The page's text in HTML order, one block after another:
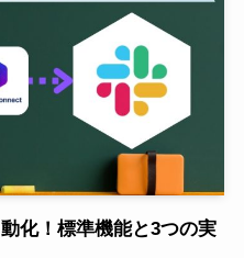
化！標準機能と3つの実